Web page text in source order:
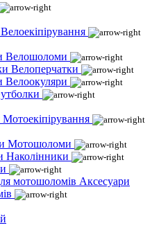
Велоекіпірування
Велошоломи
Велоперчатки
Велоокуляри
Мотоекіпірування
Мотошоломи
Наколінники
Аксесуари